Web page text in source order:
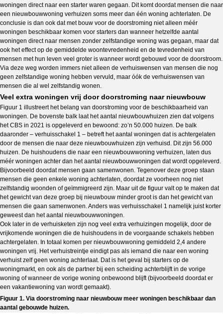
woningen direct naar een starter waren gegaan. Dit komt doordat mensen die naar
een nieuwbouwwoning verhuizen soms meer dan één woning achterlaten. De
conclusie is dan ook dat met bouw voor de doorstroming niet alleen méér
woningen beschikbaar komen voor starters dan wanneer hetzelfde aantal
woningen direct naar mensen zonder zelfstandige woning was gegaan, maar dat
ook het effect op de gemiddelde woontevredenheid en de tevredenheid van
mensen met hun leven veel groter is wanneer wordt gebouwd voor de doorstroom.
Via deze weg worden immers niet alleen de verhuiswensen van mensen die nog
geen zelfstandige woning hebben vervuld, maar óók de verhuiswensen van
mensen die al wel zelfstandig wonen.
Veel extra woningen vrij door doorstroming naar nieuwbouw
Figuur 1 illustreert het belang van doorstroming voor de beschikbaarheid van
woningen. De bovenste balk laat het aantal nieuwbouwhuizen zien dat volgens
het CBS in 2021 is opgeleverd en bewoond: zo’n 50.000 huizen. De balk
daaronder – verhuisschakel 1 – betreft het aantal woningen dat is achtergelaten
door de mensen die naar deze nieuwbouwhuizen zijn verhuisd. Dit zijn 56.000
huizen. De huishoudens die naar een nieuwbouwwoning verhuizen, laten dus
méér woningen achter dan het aantal nieuwbouwwoningen dat wordt opgeleverd.
Bijvoorbeeld doordat mensen gaan samenwonen. Tegenover deze groep staan
mensen die geen enkele woning achterlaten, doordat ze voorheen nog niet
zelfstandig woonden of geïmmigreerd zijn. Maar uit de figuur valt op te maken dat
het gewicht van deze groep bij nieuwbouw minder groot is dan het gewicht van
mensen die gaan samenwonen. Anders was verhuisschakel 1 namelijk juist korter
geweest dan het aantal nieuwbouwwoningen.
Ook later in de verhuisketen zijn nog veel extra verhuizingen mogelijk, door de
vrijkomende woningen die de huishoudens in de voorgaande schakels hebben
achtergelaten. In totaal komen per nieuwbouwwoning gemiddeld 2,4 andere
woningen vrij. Het verhuistreintje eindigt pas als iemand die naar een woning
verhuist zelf geen woning achterlaat. Dat is het geval bij starters op de
woningmarkt, en ook als de partner bij een scheiding achterblijft in de vorige
woning of wanneer de vorige woning onbewoond blijft (bijvoorbeeld doordat er
een vakantiewoning van wordt gemaakt).
Figuur 1. Via doorstroming naar nieuwbouw meer woningen beschikbaar dan
aantal gebouwde huizen.